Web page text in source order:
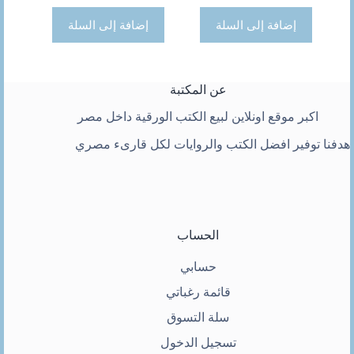
إضافة إلى السلة إضافة إلى السلة
عن المكتبة
اكبر موقع اونلاين لبيع الكتب الورقية داخل مصر
هدفنا توفير افضل الكتب والروايات لكل قارىء مصري
الحساب
حسابي
قائمة رغباتي
سلة التسوق
تسجيل الدخول